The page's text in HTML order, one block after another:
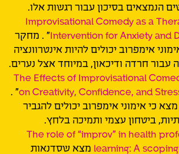
הנמצאים בסיכון עבור רגשות אלו.
Improvisational Comedy as a
Intervention for Anxiety and” . מחקר
אימפרוב יכולים להיות אינטרוונציה
עבור חרדה ודיכאון, במיוחד אצל נערים.
The Effects of Improvisational
on Creativity, Confidence, and
” .
כי אימוני אימפרוב יכולים להגביר
ביטחון עצמי ותמיכה בלחץ.
The role of “improv” in health
learning: A מצא שסדנאות